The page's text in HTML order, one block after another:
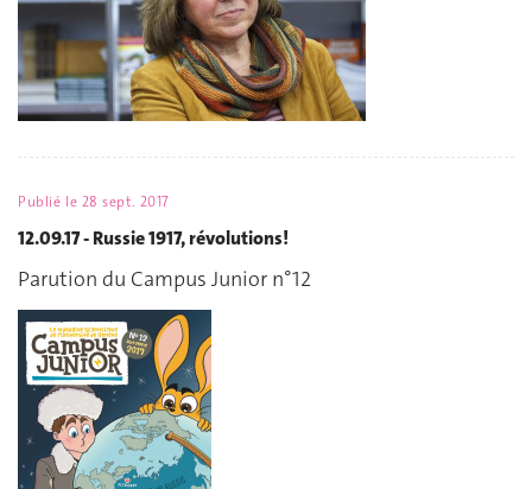
Publié le 28 sept. 2017
12.09.17 - Russie 1917, révolutions!
Parution du Campus Junior n°12